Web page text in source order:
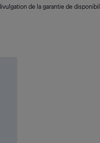
de la garantie de